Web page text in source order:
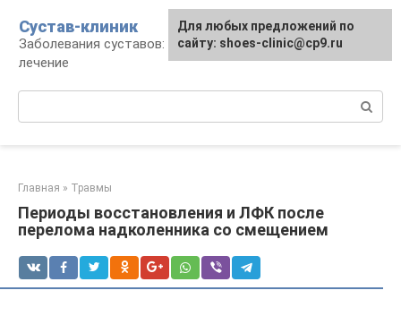
контенту
Сустав-клиник
Заболевания суставов: профилактика и
лечение
Главная » Травмы
Периоды восстановления и ЛФК после
перелома надколенника со смещением
Для любых предложений по
сайту: shoes-clinic@cp9.ru